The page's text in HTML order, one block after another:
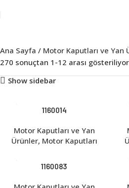
Ana Sayfa Motor Kaputları ve Yan
270 sonuçtan 1-12 arası gösteriliyor
Show sidebar
1160014
Motor Kaputları ve Yan
Ürünler, Motor Kaputları
1160083